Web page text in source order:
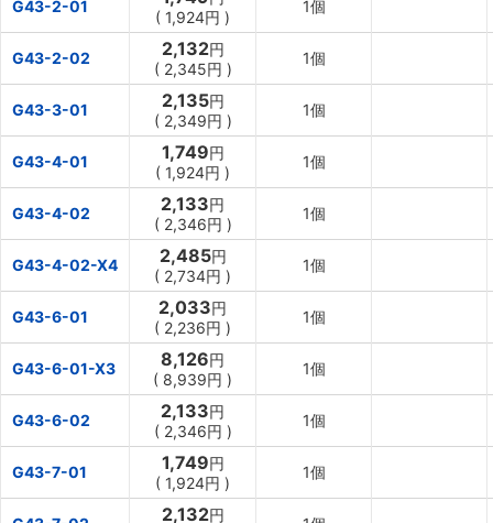
G43-2-01
( 1,924円 )
1個
G43-2-02 2,132円
( 2,345円 )
1個
G43-3-01 2,135円
( 2,349円 )
1個
G43-4-01 1,749円
( 1,924円 )
1個
G43-4-02 2,133円
( 2,346円 )
1個
G43-4-02-X4 2,485円
( 2,734円 )
1個
G43-6-01 2,033円
( 2,236円 )
1個
G43-6-01-X3 8,126円
( 8,939円 )
1個
G43-6-02 2,133円
( 2,346円 )
1個
G43-7-01 1,749円
( 1,924円 )
1個
2,132円